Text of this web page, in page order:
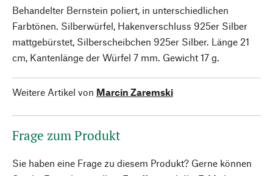
Behandelter Bernstein poliert, in unterschiedlichen
Farbtönen. Silberwürfel, Hakenverschluss 925er Silber
mattgebürstet, Silberscheibchen 925er Silber. Länge 21
cm, Kantenlänge der Würfel 7 mm. Gewicht 17 g.
Weitere Artikel von Marcin Zaremski
Frage zum Produkt
Sie haben eine Frage zu diesem Produkt? Gerne können